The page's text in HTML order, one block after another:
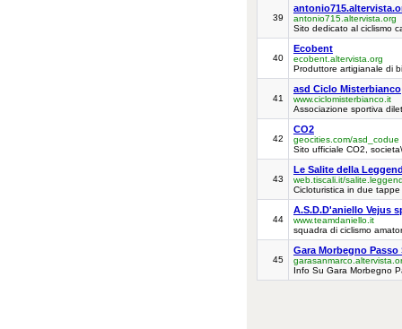
39
antonio715.altervista.org
Sito dedicato al ciclismo
40
Ecobent
ecobent.altervista.org
Produttore artigianale di
41
asd Ciclo Misterbianco
www.ciclomisterbianco.it
Associazione sportiva
42
CO2
geocities.com/asd_codue
Sito ufficiale CO2,
43
Le Salite della
web.tiscali.it/
Cicloturistica in due tappe
44
A.S.D.D'aniello Vejus
www.teamdaniello.it
squadra di ciclismo
45
Gara Morbegno Passo
Info Su Gara Morbegno